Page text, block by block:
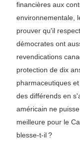
financières aux
environnementale,
prouver qu'il
démocrates ont
revendications
protection de dix
pharmaceutiques
des différends en
américain ne
meilleure pour le
blesse-t-il ?